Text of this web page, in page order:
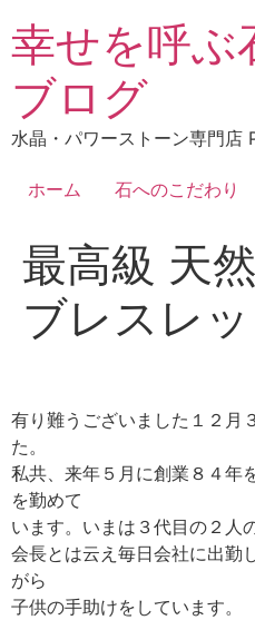
ン
ン
に
幸せを呼ぶ
ブログ
水晶・パワーストーン専門店
ホーム 石へのこだわり
最高級 天
ブレスレッ
有り難うございました１２月
た。
私共、来年５月に創業８４年
を勤めて
います。いまは３代目の２人
会長とは云え毎日会社に出勤
がら
子供の手助けをしています。